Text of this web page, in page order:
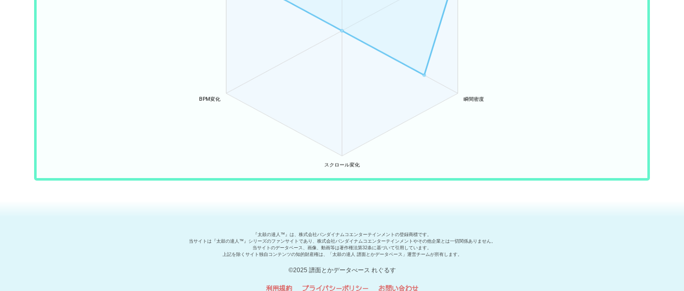
『太鼓の達人™』は、株式会社バンダイナムコエンターテインメントの登録商標です。
当サイトは『太鼓の達人™』シリーズのファンサイトであり、株式会社バンダイナムコエンターテインメントやその他企業とは一切関係ありません。
当サイトのデータベース、画像、動画等は著作権法第32条に基づいて引用しています。
上記を除くサイト独自コンテンツの知的財産権は、「太鼓の達人 譜面とかデータベース」運営チームが所有します。
©2025 譜面とかデータべース れぐるす
利用規約 プライバシーポリシー お問い合わせ